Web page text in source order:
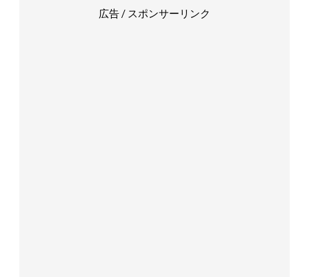
広告 / スポンサーリンク